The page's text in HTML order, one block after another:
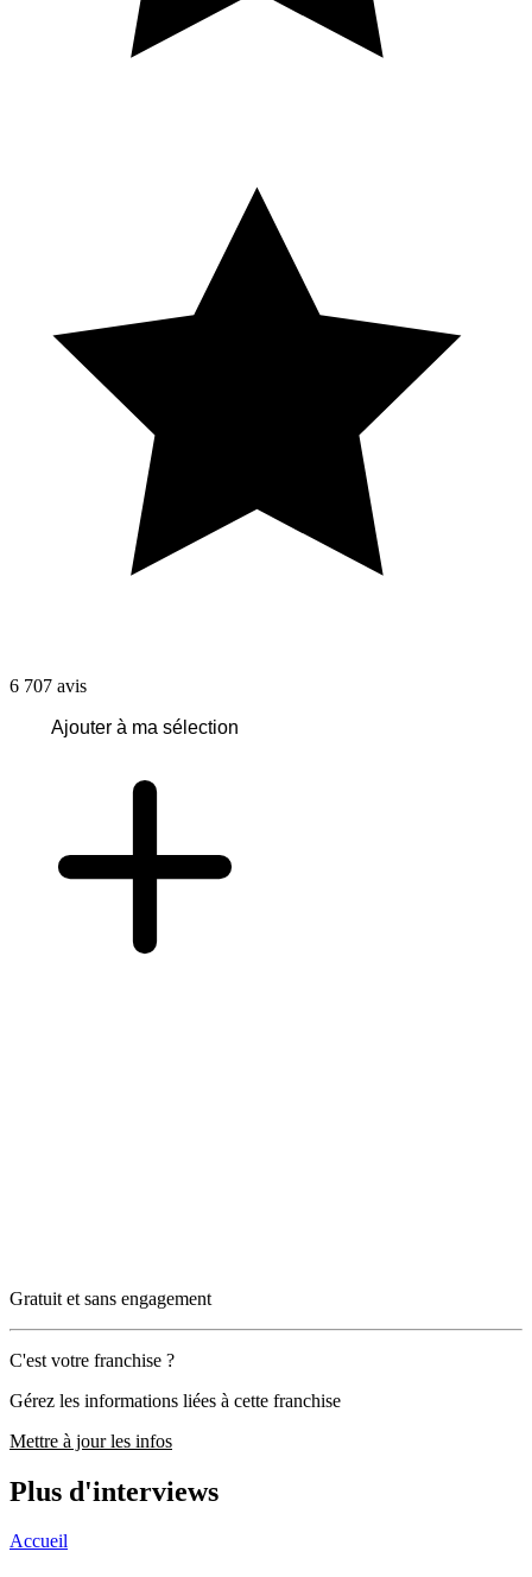
6 707 avis
Ajouter à ma sélection
Gratuit et sans engagement
C'est votre franchise ?
Gérez les informations liées à cette franchise
Mettre à jour les infos
Plus d'interviews
Accueil